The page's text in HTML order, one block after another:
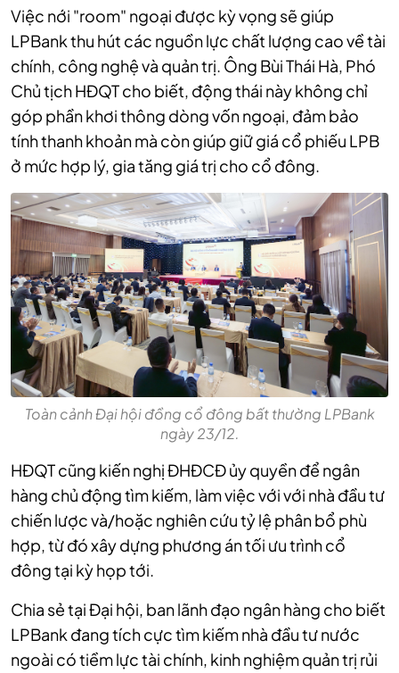
Việc nới "room" ngoại được kỳ vọng sẽ giúp
LPBank thu hút các nguồn lực chất lượng cao về tài
chính, công nghệ và quản trị. Ông Bùi Thái Hà, Phó
Chủ tịch HĐQT cho biết, động thái này không chỉ
góp phần khơi thông dòng vốn ngoại, đảm bảo
tính thanh khoản mà còn giúp giữ giá cổ phiếu LPB
ở mức hợp lý, gia tăng giá trị cho cổ đông.
Toàn cảnh Đại hội đồng cổ đông bất thường LPBank
ngày 23/12.
HĐQT cũng kiến nghị ĐHĐCĐ ủy quyền để ngân
hàng chủ động tìm kiếm, làm việc với với nhà đầu tư
chiến lược và/hoặc nghiên cứu tỷ lệ phân bổ phù
hợp, từ đó xây dựng phương án tối ưu trình cổ
đông tại kỳ họp tới.
Chia sẻ tại Đại hội, ban lãnh đạo ngân hàng cho biết
LPBank đang tích cực tìm kiếm nhà đầu tư nước
ngoài có tiềm lực tài chính, kinh nghiệm quản trị rủi